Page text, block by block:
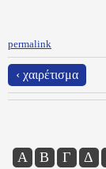
permalink
‹ χαιρέτισμα
Α Β Γ Δ